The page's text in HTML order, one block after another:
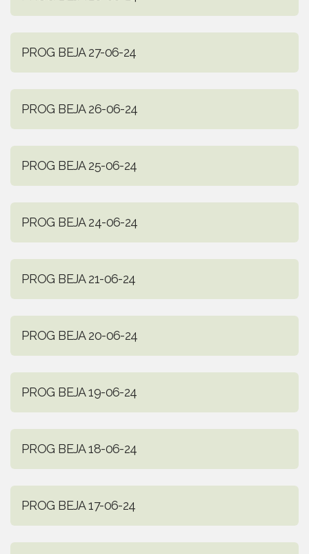
PROG BEJA 27-06-24
PROG BEJA 26-06-24
PROG BEJA 25-06-24
PROG BEJA 24-06-24
PROG BEJA 21-06-24
PROG BEJA 20-06-24
PROG BEJA 19-06-24
PROG BEJA 18-06-24
PROG BEJA 17-06-24